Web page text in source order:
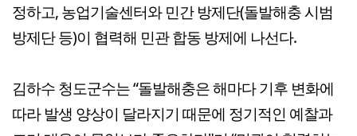
정하고, 농업기술센터와 민간 방제단(돌발해충 시범
방제단 등)이 협력해 민관 합동 방제에 나선다.
김하수 청도군수는 “돌발해충은 해마다 기후 변화에
따라 발생 양상이 달라지기 때문에 정기적인 예찰과